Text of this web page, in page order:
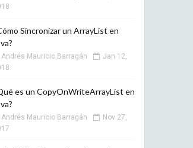
Sincronizar un ArrayList en
Andrés Mauricio Barragán
Jan 12,
es un CopyOnWriteArrayList en
Andrés Mauricio Barragán
Nov 27,